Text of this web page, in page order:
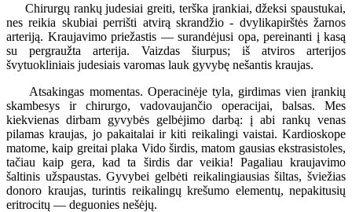
Chirurgų rankų judesiai greiti, terška įrankiai, džeksi spaustukai,
nes reikia skubiai perrišti atvirą skrandžio - dvylikapirštės žarnos
arteriją. Kraujavimo priežastis — surandėjusi opa, pereinanti į kasą
su pergraužta arterija. Vaizdas šiurpus; iš atviros arterijos
švytuokliniais judesiais varomas lauk gyvybę nešantis kraujas.
Atsakingas momentas. Operacinėje tyla, girdimas vien įrankių
skambesys ir chirurgo, vadovaujančio operacijai, balsas. Mes
kiekvienas dirbam gyvybės gelbėjimo darbą: į abi rankų venas
pilamas kraujas, jo pakaitalai ir kiti reikalingi vaistai. Kardioskope
matome, kaip greitai plaka Vido širdis, matom gausias ekstrasistoles,
tačiau kaip gera, kad ta širdis dar veikia! Pagaliau kraujavimo
šaltinis užspaustas. Gyvybei gelbėti reikalingiausias šiltas, šviežias
donoro kraujas, turintis reikalingų krešumo elementų, nepakitusių
eritrocitų — deguonies nešėjų.